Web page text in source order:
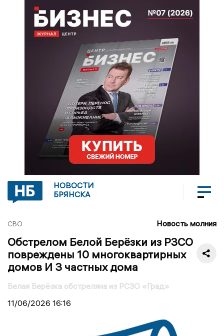
НОВОСТИ
БРЯНСКА
СВО Новость молния
Обстрелом Белой Берёзки из РЗСО
повреждены 10 многоквартирных
домов И 3 частных дома
Белая Берёзка обстреляна из РСЗО «Град»
11/06/2026 16:16